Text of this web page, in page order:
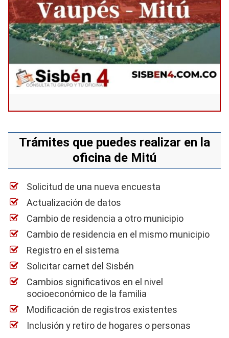
Trámites que puedes realizar en la
oficina de Mitú
Solicitud de una nueva encuesta
Actualización de datos
Cambio de residencia a otro municipio
Cambio de residencia en el mismo municipio
Registro en el sistema
Solicitar carnet del Sisbén
Cambios significativos en el nivel
socioeconómico de la familia
Modificación de registros existentes
Inclusión y retiro de hogares o personas